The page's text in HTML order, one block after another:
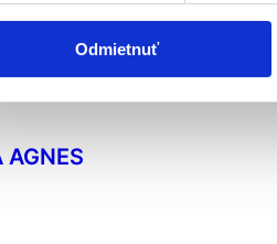
Odmietnuť